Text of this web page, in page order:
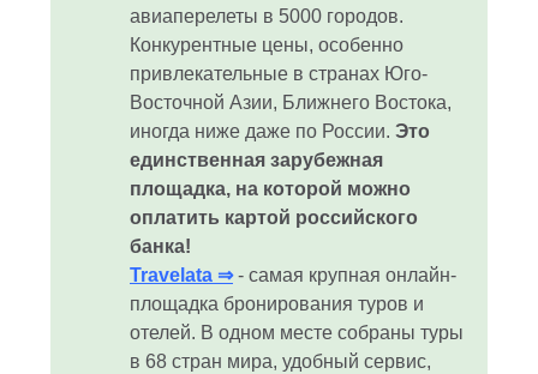
авиаперелеты в 5000 городов.
Конкурентные цены, особенно
привлекательные в странах Юго-
Восточной Азии, Ближнего Востока,
иногда ниже даже по России. Это
единственная зарубежная
площадка, на которой можно
оплатить картой российского
банка!
Travelata ⇒ - самая крупная онлайн-
площадка бронирования туров и
отелей. В одном месте собраны туры
в 68 стран мира, удобный сервис,